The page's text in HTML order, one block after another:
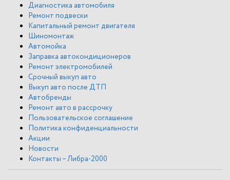
Диагностика автомобиля
Ремонт подвески
Капитальный ремонт двигателя
Шиномонтаж
Автомойка
Заправка автокондиционеров
Ремонт электромобилей
Срочный выкуп авто
Выкуп авто после ДТП
Автобренды
Ремонт авто в рассрочку
Пользовательское соглашение
Политика конфиденциальности
Акции
Новости
Контакты – Либра-2000